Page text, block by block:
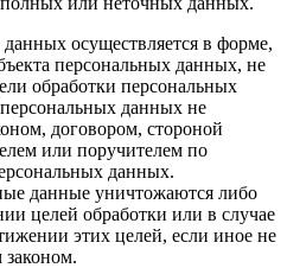
осуществляется в форме,
персональных данных, не
обработки персональных
данных не
договором, стороной
или поручителем по
данных.
данные уничтожаются либо
целей обработки или в случае
этих целей, если иное не